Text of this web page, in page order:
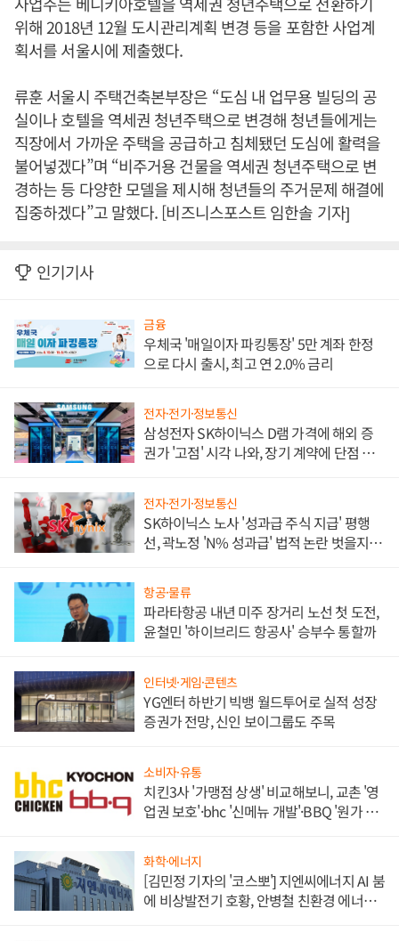
위해 2018년 12월 도시관리계획 변경 등을 포함한 사업계
획서를 서울시에 제출했다.
류훈 서울시 주택건축본부장은 “도심 내 업무용 빌딩의 공
실이나 호텔을 역세권 청년주택으로 변경해 청년들에게는
직장에서 가까운 주택을 공급하고 침체됐던 도심에 활력을
불어넣겠다”며 “비주거용 건물을 역세권 청년주택으로 변
경하는 등 다양한 모델을 제시해 청년들의 주거문제 해결에
집중하겠다”고 말했다. [비즈니스포스트 임한솔 기자]
인기기사
금융
우체국 '매일이자 파킹통장' 5만 계좌 한정
으로 다시 출시, 최고 연 2.0% 금리
전자·전기·정보통신
삼성전자 SK하이닉스 D램 가격에 해외 증
권가 '고점' 시각 나와, 장기 계약에 단점 부
전자·전기·정보통신
SK하이닉스 노사 '성과급 주식 지급' 평행
선, 곽노정 'N% 성과급' 법적 논란 벗을지 주
항공·물류
파라타항공 내년 미주 장거리 노선 첫 도전,
윤철민 '하이브리드 항공사' 승부수 통할까
인터넷·게임·콘텐츠
YG엔터 하반기 빅뱅 월드투어로 실적 성장
증권가 전망, 신인 보이그룹도 주목
소비자·유통
치킨3사 '가맹점 상생' 비교해보니, 교촌 '영
업권 보호'·bhc '신메뉴 개발'·BBQ '원가 부
화학·에너지
[김민정 기자의 '코스뽀'] 지엔씨에너지 AI 붐
에 비상발전기 호황, 안병철 친환경 에너지